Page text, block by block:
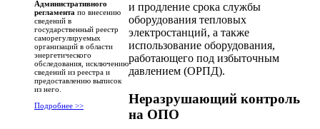
Административного
регламента по внесению
сведений в
государственный реестр
саморегулируемых
организаций в области
энергетического
обследования, исключению
сведений из реестра и
предоставлению выписок
из него.
Подробнее >>
и продление срока службы
оборудования тепловых
электростанций, а также
использование оборудования,
работающего под избыточным
давлением (ОРПД).
Неразрушающий контроль
на ОПО